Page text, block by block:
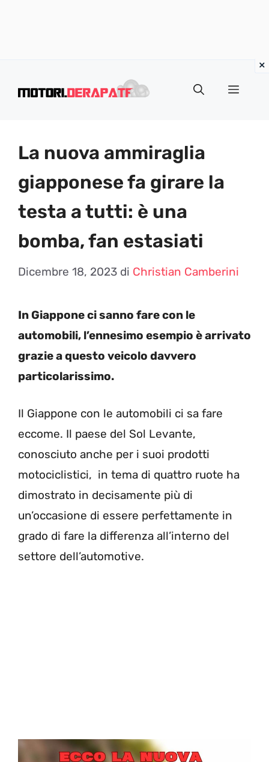
Menu
La nuova ammiraglia
giapponese fa girare la
testa a tutti: è una
bomba, fan estasiati
Dicembre 18, 2023 di Christian Camberini
In Giappone ci sanno fare con le
automobili, l’ennesimo esempio è arrivato
grazie a questo veicolo davvero
particolarissimo.
Il Giappone con le automobili ci sa fare
eccome. Il paese del Sol Levante,
conosciuto anche per i suoi prodotti
motociclistici, in tema di quattro ruote ha
dimostrato in decisamente più di
un’occasione di essere perfettamente in
grado di fare la differenza all’interno del
settore dell’automotive.